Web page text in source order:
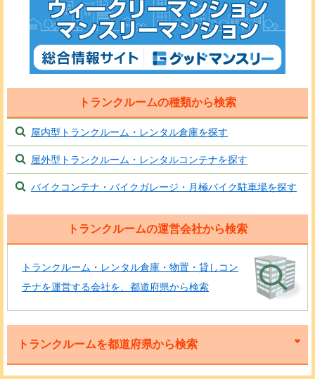
トランクルームの種類から検索
屋内型トランクルーム・レンタル倉庫を探す
屋外型トランクルーム・レンタルコンテナを探す
バイクコンテナ・バイクガレージ・月極バイク駐車場を探す
トランクルームの運営会社から検索
トランクルーム・レンタル倉庫・物置・貸しコン
テナを運営する会社を、都道府県から検索
トランクルームを都道府県から検索